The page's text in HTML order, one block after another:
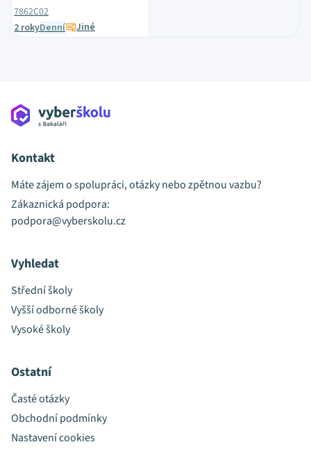
7862C02
2 rokyDenní Jiné
Kontakt
Máte zájem o spolupráci, otázky nebo zpětnou vazbu?
Zákaznická podpora:
podpora@vyberskolu.cz
Vyhledat
Střední školy
Vyšší odborné školy
Vysoké školy
Ostatní
Časté otázky
Obchodní podmínky
Nastavení cookies